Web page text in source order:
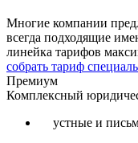
Многие компании
всегда подходящие
линейка тарифов
собрать тариф
Премиум
Комплексный
устные и